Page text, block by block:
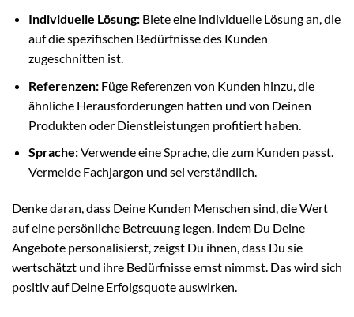
Individuelle Lösung:Biete eine individuelle Lösung an, die
auf die spezifischen Bedürfnisse des Kunden
zugeschnitten ist.
Referenzen:Füge Referenzen von Kunden hinzu, die
ähnliche Herausforderungen hatten und von Deinen
Produkten oder Dienstleistungen profitiert haben.
Sprache:Verwende eine Sprache, die zum Kunden passt.
Vermeide Fachjargon und sei verständlich.
Denke daran, dass Deine Kunden Menschen sind, die Wert
auf eine persönliche Betreuung legen. Indem Du Deine
Angebote personalisierst, zeigst Du ihnen, dass Du sie
wertschätzt und ihre Bedürfnisse ernst nimmst. Das wird sich
positiv auf Deine Erfolgsquote auswirken.